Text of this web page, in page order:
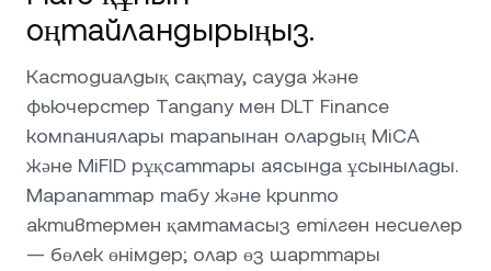
оңтайландырыңыз.
Кастодиалдық сақтау, сауда және
фьючерстер Tangany мен DLT Finance
компаниялары тарапынан олардың MiCA
және MiFID рұқсаттары аясында ұсынылады.
Марапаттар табу және крипто
активтермен қамтамасыз етілген несиелер
— бөлек өнімдер; олар өз шарттары